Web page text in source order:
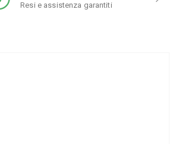
Resi e assistenza garantiti